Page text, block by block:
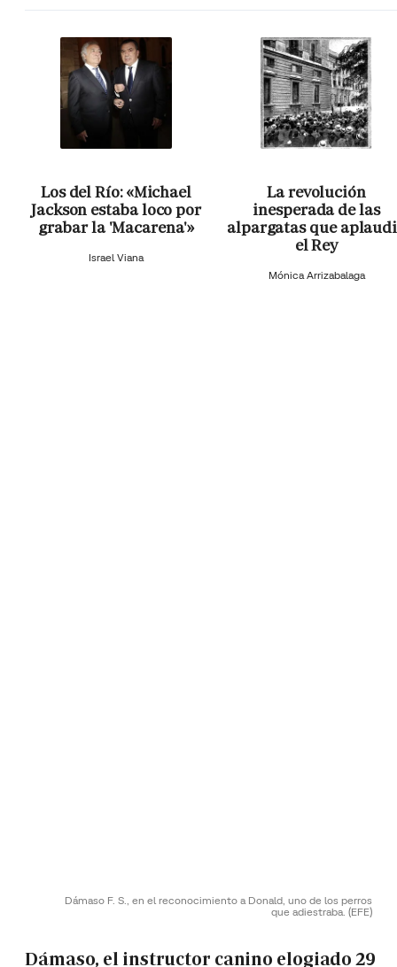
Los del Río: «Michael
Jackson estaba loco por
grabar la 'Macarena'»
Israel Viana
La revolución
inesperada de las
alpargatas que
el Rey
Mónica Arrizabalaga
Dámaso F. S., en el reconocimiento a Donald, uno de los perros
que adiestraba. (EFE)
Dámaso, el instructor canino elogiado 29